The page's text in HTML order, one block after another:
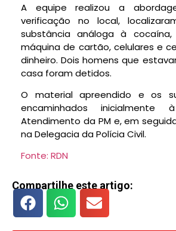
A equipe realizou a
verificação no local,
substância análoga à
máquina de cartão, celulares e
dinheiro. Dois homens que
casa foram detidos.
O material apreendido e os
encaminhados
Atendimento da PM e, em
na Delegacia da Polícia Civil.
Fonte: RDN
Compartilhe este artigo: